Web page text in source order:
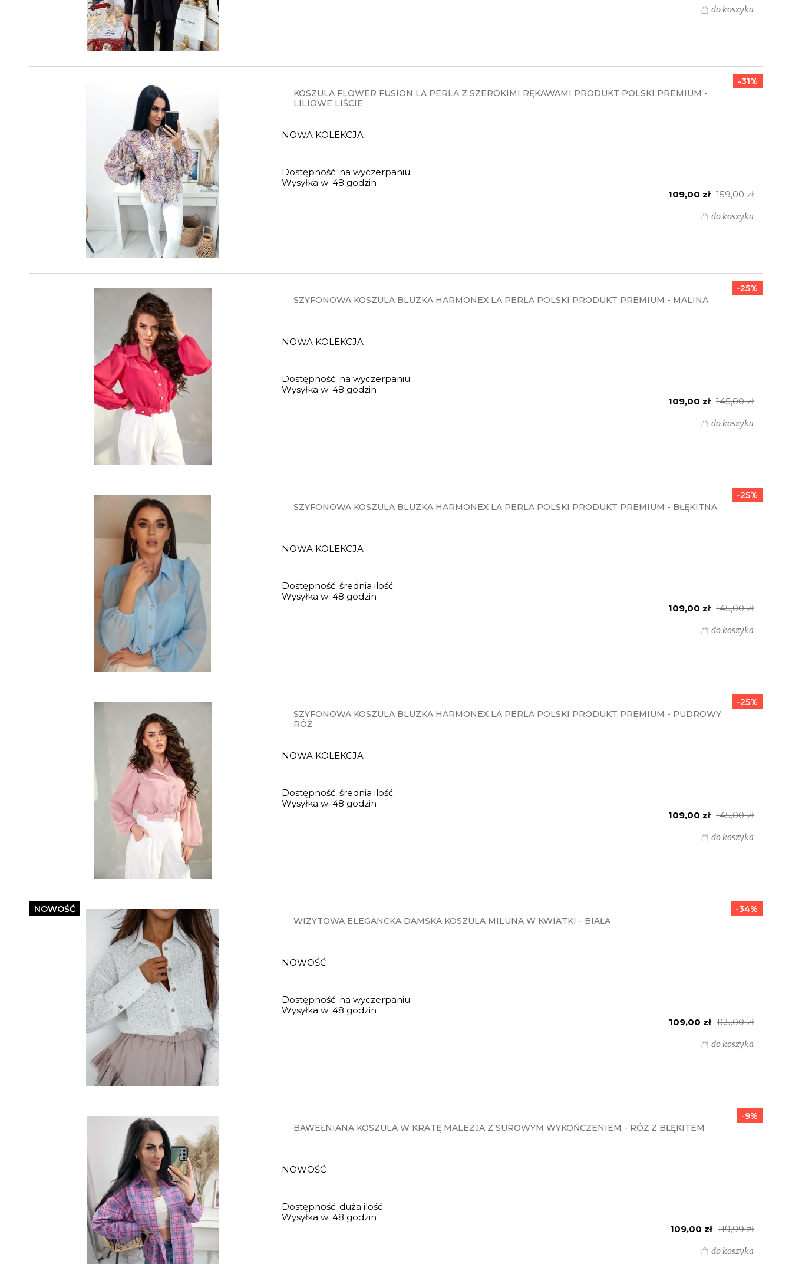
do koszyka
KOSZULA FLOWER FUSION LA PERLA Z SZEROKIMI RĘKAWAMI PRODUKT POLSKI PREMIUM -
LILIOWE LIŚCIE
NOWA KOLEKCJA
Dostępność: na wyczerpaniu
Wysyłka w: 48 godzin
109,00 zł 159,00 zł
do koszyka
-31%
SZYFONOWA KOSZULA BLUZKA HARMONEX LA PERLA POLSKI PRODUKT PREMIUM - MALINA
NOWA KOLEKCJA
Dostępność: na wyczerpaniu
Wysyłka w: 48 godzin
109,00 zł 145,00 zł
do koszyka
-25%
SZYFONOWA KOSZULA BLUZKA HARMONEX LA PERLA POLSKI PRODUKT PREMIUM - BŁĘKITNA
NOWA KOLEKCJA
Dostępność: średnia ilość
Wysyłka w: 48 godzin
109,00 zł 145,00 zł
do koszyka
-25%
SZYFONOWA KOSZULA BLUZKA HARMONEX LA PERLA POLSKI PRODUKT PREMIUM - PUDROWY
RÓŻ
NOWA KOLEKCJA
Dostępność: średnia ilość
Wysyłka w: 48 godzin
109,00 zł 145,00 zł
do koszyka
-25%
WIZYTOWA ELEGANCKA DAMSKA KOSZULA MILUNA W KWIATKI - BIAŁA
NOWOŚĆ
Dostępność: na wyczerpaniu
Wysyłka w: 48 godzin
109,00 zł 165,00 zł
do koszyka
-34%
NOWOŚĆ
BAWEŁNIANA KOSZULA W KRATĘ MALEZJA Z SUROWYM WYKOŃCZENIEM - RÓŻ Z BŁĘKITEM
NOWOŚĆ
Dostępność: duża ilość
Wysyłka w: 48 godzin
109,00 zł 119,99 zł
do koszyka
-9%